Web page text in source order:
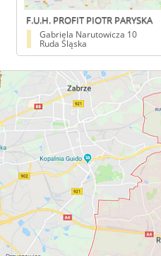
F.U.H. PROFIT PIOTR PARYSKA
Gabriela Narutowicza 10
Ruda Śląska